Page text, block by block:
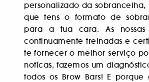
personalizado da
que tens o formato de
para a tua cara. As nossas
continuamente treinadas e
te fornecer o melhor serviço
notícas, fazemos um
todos os Brow Bars! E porque